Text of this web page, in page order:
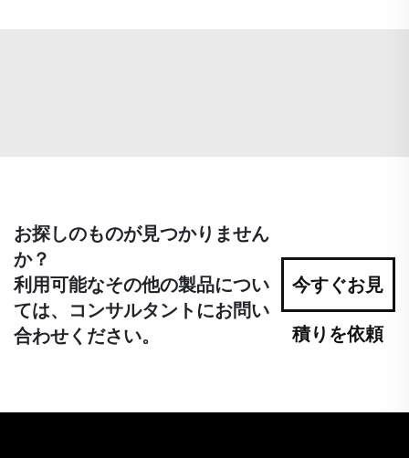
お探しのものが見つかりません
か？
利用可能なその他の製品につい
ては、コンサルタントにお問い
合わせください。
今すぐお見
積りを依頼